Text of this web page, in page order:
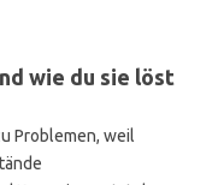
wie du sie löst
Problemen, weil